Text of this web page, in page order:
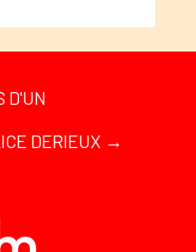
D'UN
DERIEUX →